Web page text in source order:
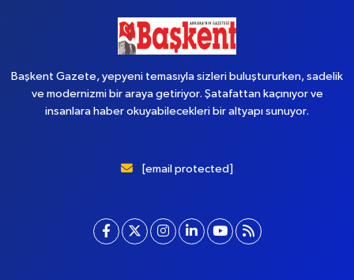
ve modernizmi bir araya getiriyor. Şatafattan kaçınıyor ve
[email protected]